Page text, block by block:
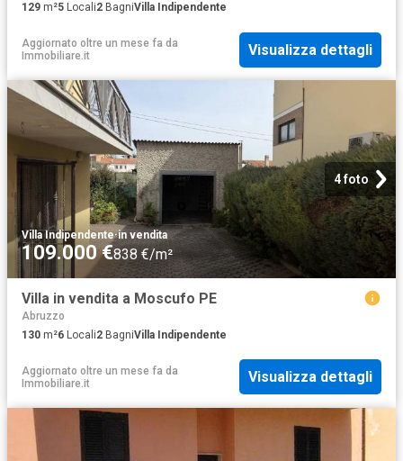
129 m²5 Locali2 BagniVilla Indipendente
Aggiornato oltre un mese fa da
Immobiliare.it
Visualizza dettagli
4 foto
Villa Indipendente·in vendita
109.000 €838 €/m²
Villa in vendita a Moscufo PE
Abruzzo
130 m²6 Locali2 BagniVilla Indipendente
Aggiornato oltre un mese fa da
Immobiliare.it
Visualizza dettagli